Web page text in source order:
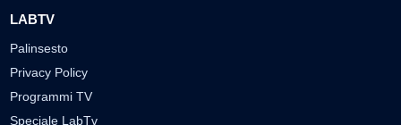
LABTV
Palinsesto
Privacy Policy
Programmi TV
Speciale LabTv